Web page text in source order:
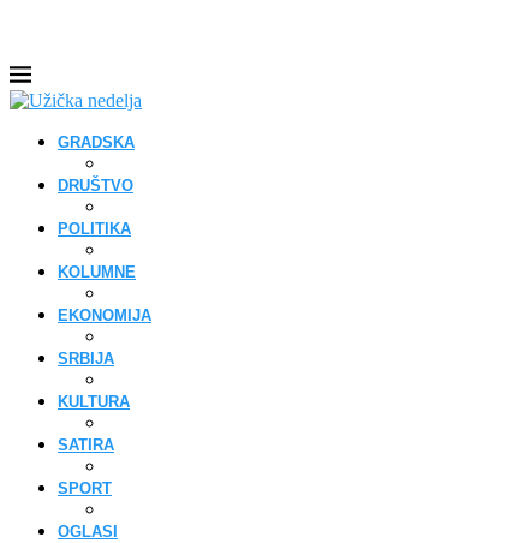
GRADSKA
DRUŠTVO
POLITIKA
KOLUMNE
EKONOMIJA
SRBIJA
KULTURA
SATIRA
SPORT
OGLASI